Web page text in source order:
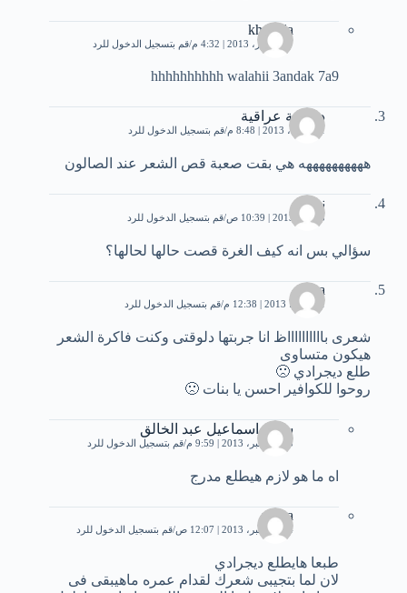
khaoula
7 ديسمبر، 2013 | 4:32 م قم بتسجيل الدخول للرد
hhhhhhhhhh walahii 3andak 7a9
دردشة عراقية
21 أبريل، 2013 | 8:48 م قم بتسجيل الدخول للرد
ههههههههههه هي بقت صعبة قص الشعر عند الصالون
نيفين
3 مايو، 2013 | 10:39 ص قم بتسجيل الدخول للرد
سؤالي بس انه كيف الغرة قصت حالها لحالها؟
roka
11 يوليو، 2013 | 12:38 م قم بتسجيل الدخول للرد
شعرى بااااااااااظ انا جربتها دلوقتى وكنت فاكرة الشعر
هيكون متساوى
طلع ديجرادي 🙁
روحوا للكوافير احسن يا بنات 🙁
سارة اسماعيل عبد الخالق
13 ديسمبر، 2013 | 9:59 م قم بتسجيل الدخول للرد
اه ما هو لازم هيطلع مدرج
mona
14 ديسمبر، 2013 | 12:07 ص قم بتسجيل الدخول للرد
طبعا هايطلع ديجرادي
لان لما بتجيبى شعرك لقدام عمره ماهيبقى فى